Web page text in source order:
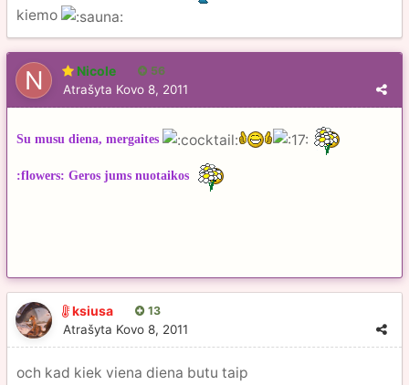
kiemo
Nicole 56
Atrašyta Kovo 8, 2011
Su musu diena, mergaites
:flowers: Geros jums nuotaikos
ksiusa 13
Atrašyta Kovo 8, 2011
och kad kiek viena diena butu taip